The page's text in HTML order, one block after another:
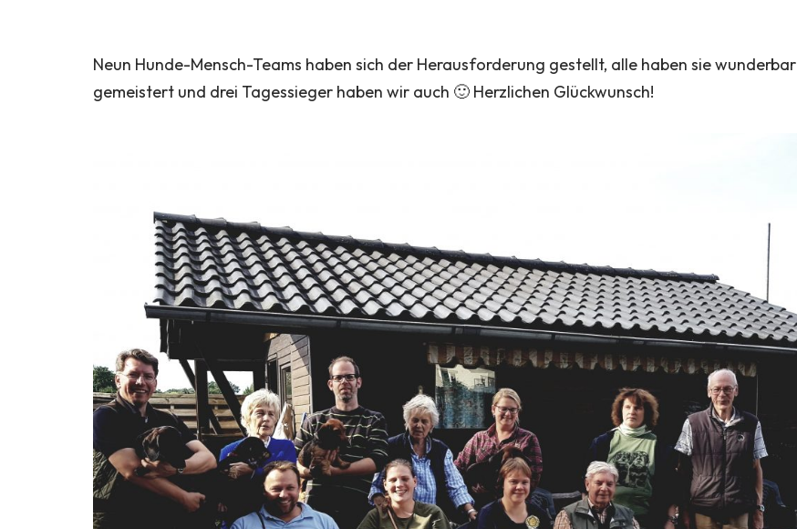
Neun Hunde-Mensch-Teams haben sich der Herausforderung gestellt, alle haben sie wunderbar
gemeistert und drei Tagessieger haben wir auch 🙂 Herzlichen Glückwunsch!